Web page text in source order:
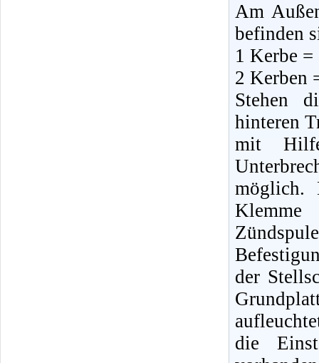
Am
befinden
1 Kerbe
2 Kerben
Stehen
hinteren
mit
möglich.
Klemme
der
die